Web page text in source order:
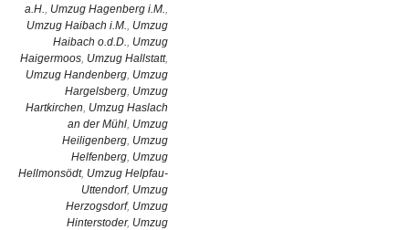
a.H., Umzug Hagenberg i.M.,
Umzug Haibach i.M., Umzug
Haibach o.d.D., Umzug
Haigermoos, Umzug Hallstatt,
Umzug Handenberg, Umzug
Hargelsberg, Umzug
Hartkirchen, Umzug Haslach
an der Mühl, Umzug
Heiligenberg, Umzug
Helfenberg, Umzug
Hellmonsödt, Umzug Helpfau-
Uttendorf, Umzug
Herzogsdorf, Umzug
Hinterstoder, Umzug